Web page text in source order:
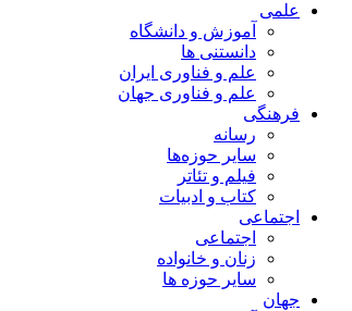
علمی
آموزش و دانشگاه
دانستنی ها
علم و فناوری ایران
علم و فناوری جهان
فرهنگی
رسانه
سایر حوزه‌ها
فیلم و تئاتر
کتاب و ادبیات
اجتماعی
اجتماعی
زنان و خانواده
سایر حوزه ها
جهان